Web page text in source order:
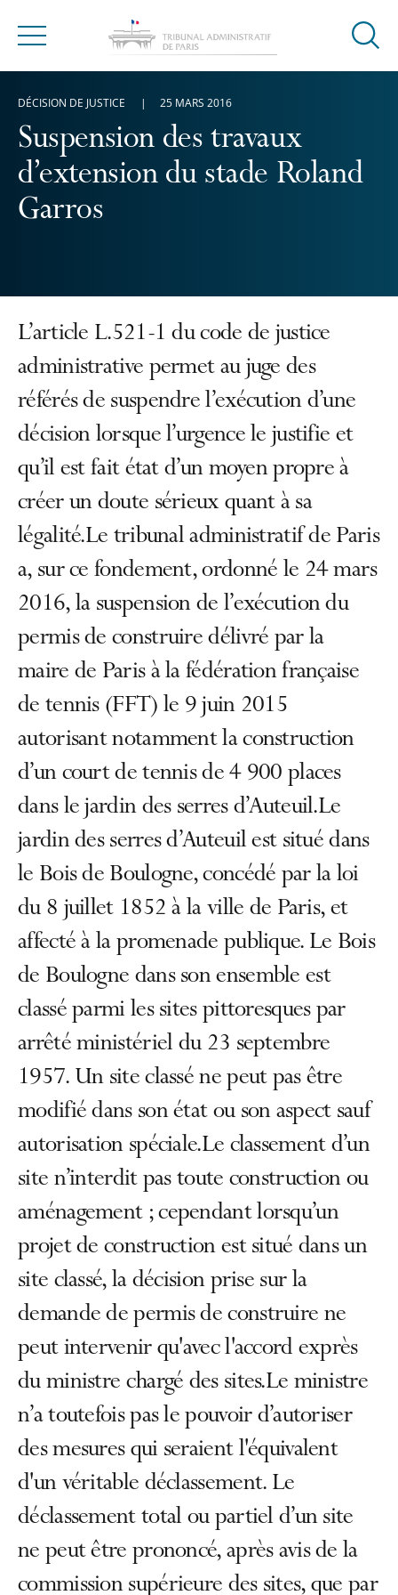
Menu
Ouvrir
Suspension des travaux
d’extension du stade Roland
Garros
DÉCISION DE JUSTICE 25 MARS 2016
L’article L.521-1 du code de justice
administrative permet au juge des
référés de suspendre l’exécution d’une
décision lorsque l’urgence le justifie et
qu’il est fait état d’un moyen propre à
créer un doute sérieux quant à sa
légalité.Le tribunal administratif de Paris
a, sur ce fondement, ordonné le 24 mars
2016, la suspension de l’exécution du
permis de construire délivré par la
maire de Paris à la fédération française
de tennis (FFT) le 9 juin 2015
autorisant notamment la construction
d’un court de tennis de 4 900 places
dans le jardin des serres d’Auteuil.Le
jardin des serres d’Auteuil est situé dans
le Bois de Boulogne, concédé par la loi
du 8 juillet 1852 à la ville de Paris, et
affecté à la promenade publique. Le Bois
de Boulogne dans son ensemble est
classé parmi les sites pittoresques par
arrêté ministériel du 23 septembre
1957. Un site classé ne peut pas être
modifié dans son état ou son aspect sauf
autorisation spéciale.Le classement d’un
site n’interdit pas toute construction ou
aménagement ; cependant lorsqu’un
projet de construction est situé dans un
site classé, la décision prise sur la
demande de permis de construire ne
peut intervenir qu'avec l'accord exprès
du ministre chargé des sites.Le ministre
n’a toutefois pas le pouvoir d’autoriser
des mesures qui seraient l'équivalent
d'un véritable déclassement. Le
déclassement total ou partiel d’un site
ne peut être prononcé, après avis de la
commission supérieure des sites, que par